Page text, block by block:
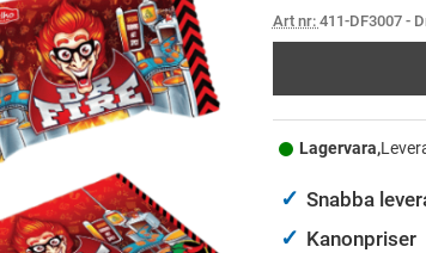
Art nr: 411-DF3007-
Lagervara,
✓ Snabba
✓ Kanonpriser